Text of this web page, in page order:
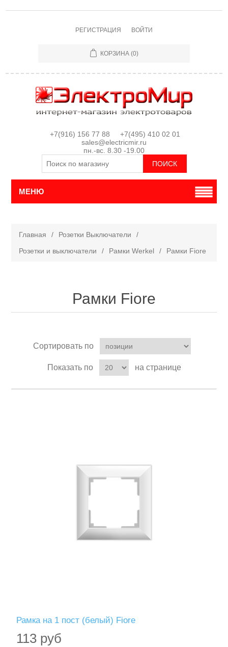
РЕГИСТРАЦИЯ ВОЙТИ
КОРЗИНА (0)
+7(916) 156 77 88 +7(495) 410 02 01
sales@electricmir.ru
пн.-вс. 8.30 -19.00
МЕНЮ
Главная / Розетки Выключатели
/
Розетки и выключатели
/ Рамки Werkel / Рамки Fiore
Рамки Fiore
Сортировать по
Показать по на странице
Рамка на 1 пост (белый) Fiore
113 руб